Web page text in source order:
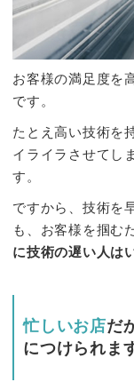
お客様の満足度を
です。
たとえ高い技術を
イライラさせてし
す。
ですから、技術を
も、お客様を掴む
に技術の遅い人は
忙しいお店だ
につけられま